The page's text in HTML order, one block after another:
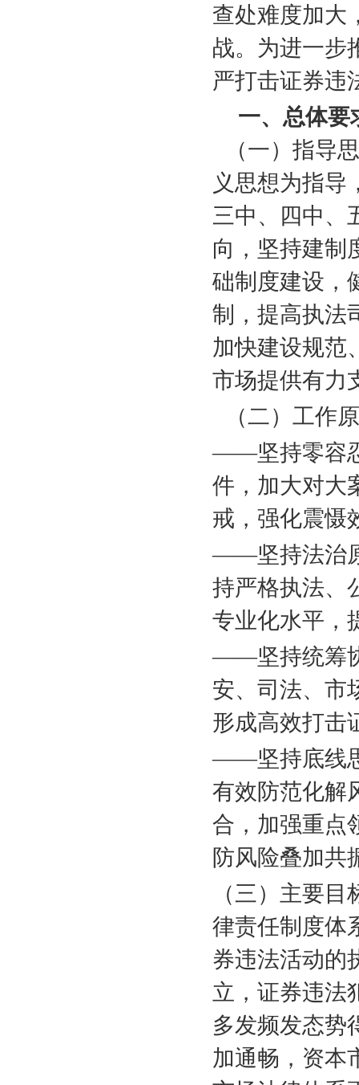
查处难度加大
战。为进一步
严打击证券违
一、总体要
（一）指导
义思想为指导
三中、四中、
向，坚持建制
础制度建设，
制，提高执法
加快建设规范
市场提供有力
（二）工作
——坚持零容
件，加大对大
戒，强化震慑
——坚持法治
持严格执法、
专业化水平，
——坚持统筹
安、司法、市
形成高效打击
——坚持底线
有效防范化解
合，加强重点
防风险叠加共
（三）主要目
律责任制度体
券违法活动的
立，证券违法
多发频发态势
加通畅，资本